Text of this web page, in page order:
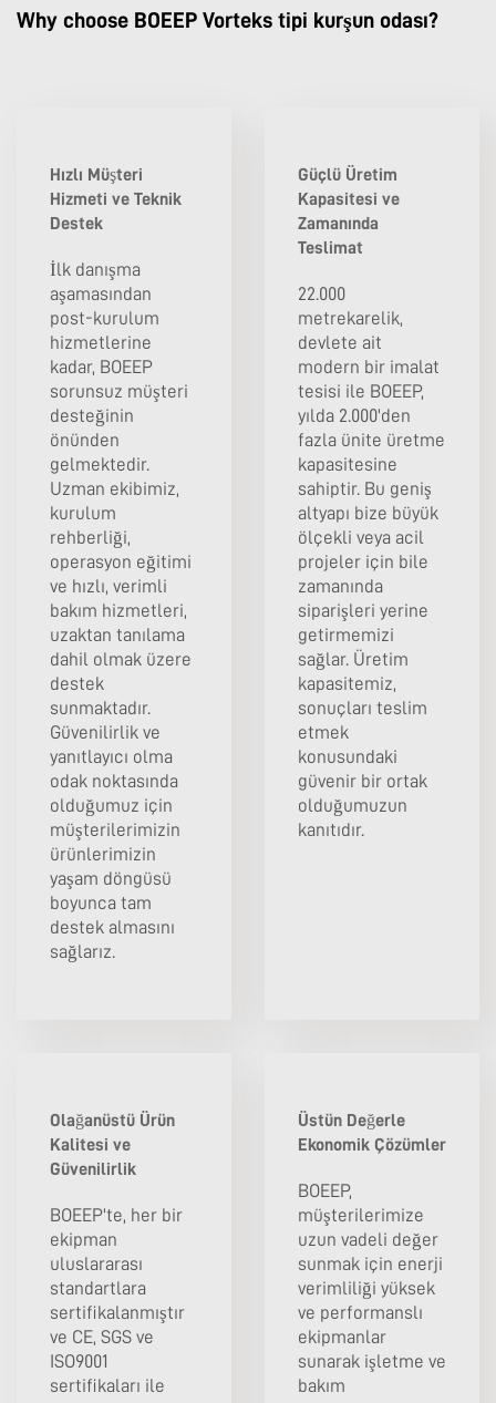
Why choose BOEEP Vorteks tipi kurşun odası?
Hızlı Müşteri
Hizmeti ve Teknik
Destek
İlk danışma
aşamasından
post-kurulum
hizmetlerine
kadar, BOEEP
sorunsuz müşteri
desteğinin
önünden
gelmektedir.
Uzman ekibimiz,
kurulum
rehberliği,
operasyon eğitimi
ve hızlı, verimli
bakım hizmetleri,
uzaktan tanılama
dahil olmak üzere
destek
sunmaktadır.
Güvenilirlik ve
yanıtlayıcı olma
odak noktasında
olduğumuz için
müşterilerimizin
ürünlerimizin
yaşam döngüsü
boyunca tam
destek almasını
sağlarız.
Güçlü Üretim
Kapasitesi ve
Zamanında
Teslimat
22.000
metrekarelik,
devlete ait
modern bir imalat
tesisi ile BOEEP,
yılda 2.000'den
fazla ünite üretme
kapasitesine
sahiptir. Bu geniş
altyapı bize büyük
ölçekli veya acil
projeler için bile
zamanında
siparişleri yerine
getirmemizi
sağlar. Üretim
kapasitemiz,
sonuçları teslim
etmek
konusundaki
güvenir bir ortak
olduğumuzun
kanıtıdır.
Olağanüstü Ürün
Kalitesi ve
Güvenilirlik
BOEEP'te, her bir
ekipman
uluslararası
standartlara
sertifikalanmıştır
ve CE, SGS ve
ISO9001
sertifikaları ile
Üstün Değerle
Ekonomik Çözümler
BOEEP,
müşterilerimize
uzun vadeli değer
sunmak için enerji
verimliliği yüksek
ve performanslı
ekipmanlar
sunarak işletme ve
bakım